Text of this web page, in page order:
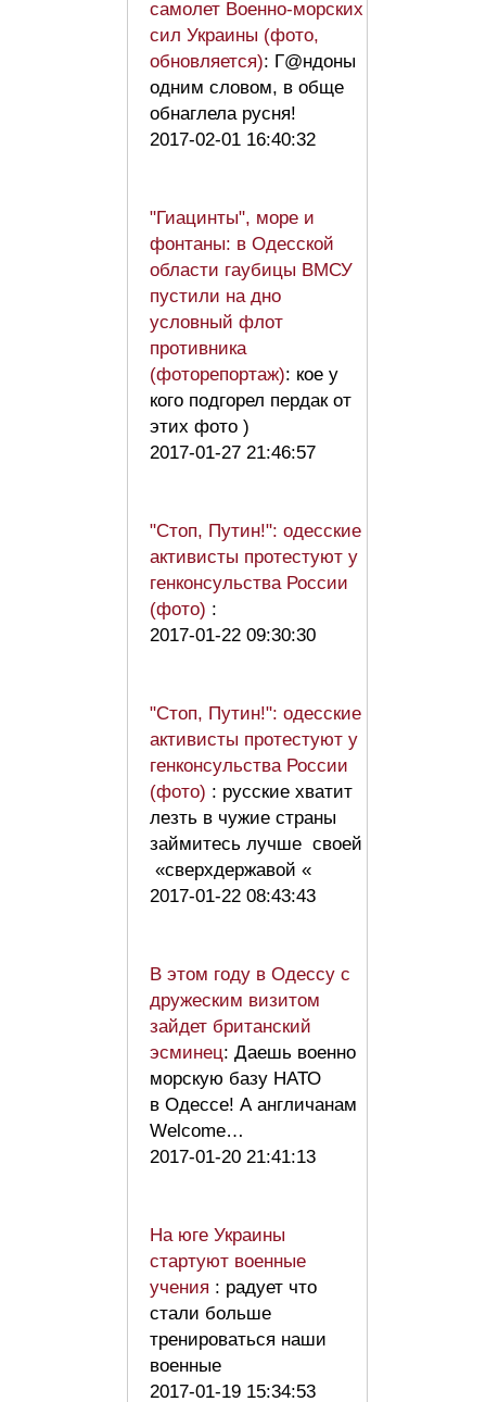
самолет Военно-морских
сил Украины (фото,
обновляется): Г@ндоны
одним словом, в обще
обнаглела русня!
2017-02-01 16:40:32
"Гиацинты", море и
фонтаны: в Одесской
области гаубицы ВМСУ
пустили на дно
условный флот
противника
(фоторепортаж): кое у
кого подгорел пердак от
этих фото )
2017-01-27 21:46:57
"Стоп, Путин!": одесские
активисты протестуют у
генконсульства России
(фото) :
2017-01-22 09:30:30
"Стоп, Путин!": одесские
активисты протестуют у
генконсульства России
(фото) : русские хватит
лезть в чужие страны
займитесь лучше своей
«сверхдержавой «
2017-01-22 08:43:43
В этом году в Одессу с
дружеским визитом
зайдет британский
эсминец: Даешь военно
морскую базу НАТО
в Одессе! А англичанам
Welcome…
2017-01-20 21:41:13
На юге Украины
стартуют военные
учения : радует что
стали больше
тренироваться наши
военные
2017-01-19 15:34:53